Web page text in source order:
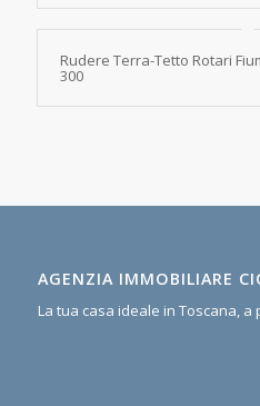
Rudere Terra-Tetto Rotari
300
AGENZIA IMMOBILIARE
La tua casa ideale in Toscana, a